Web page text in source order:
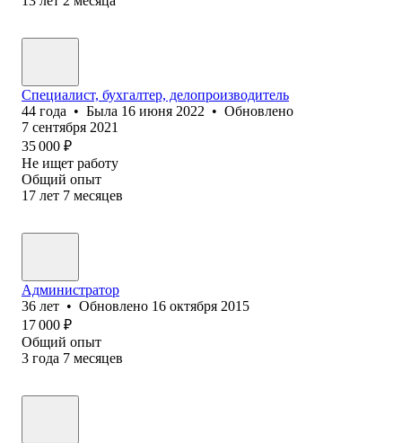
Специалист, бухгалтер, делопроизводитель
44 года • Была 16 июня 2022 • Обновлено
7 сентября 2021
35 000 ₽
Не ищет работу
Общий опыт
17 лет 7 месяцев
Администратор
36 лет • Обновлено 16 октября 2015
17 000 ₽
Общий опыт
3 года 7 месяцев